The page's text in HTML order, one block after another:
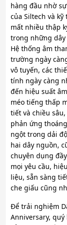
hàng đầu nhờ
của Siltech và
mất nhiều thập
trong những
Hệ thống âm
trường ngày
vô tuyến, các
tính ngày càng
đến hiệu suất
méo tiếng thấp
tiết và chiều
phản ứng
ngột trong dải
hai dây nguồn,
chuyên dụng
mọi yêu cầu,
liệu, sẵn sàng
che giấu cũng
Để trải nghiệm
Anniversary,